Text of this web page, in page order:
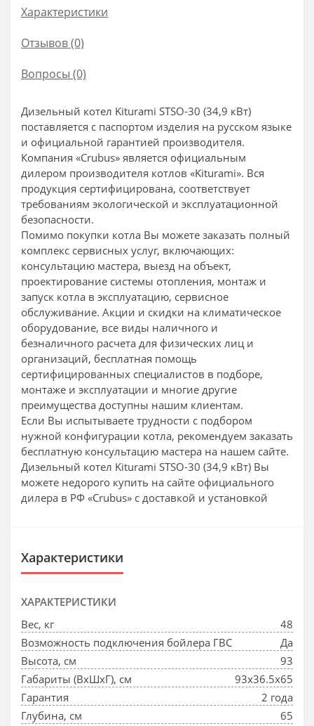
Характеристики
Отзывов (0)
Вопросы (0)
Дизельный котел Kiturami STSO-30 (34,9 кВт)
поставляется с паспортом изделия на русском языке
и официальной гарантией производителя.
Компания «Crubus» является официальным
дилером производителя котлов «Kiturami». Вся
продукция сертифицирована, соответствует
требованиям экологической и эксплуатационной
безопасности.
Помимо покупки котла Вы можете заказать полный
комплекс сервисных услуг, включающих:
консультацию мастера, выезд на объект,
проектирование системы отопления, монтаж и
запуск котла в эксплуатацию, сервисное
обслуживание. Акции и скидки на климатическое
оборудование, все виды наличного и
безналичного расчета для физических лиц и
организаций, бесплатная помощь
сертифицированных специалистов в подборе,
монтаже и эксплуатации и многие другие
преимущества доступны нашим клиентам.
Если Вы испытываете трудности с подбором
нужной конфигурации котла, рекомендуем заказать
бесплатную консультацию мастера на нашем сайте.
Дизельный котел Kiturami STSO-30 (34,9 кВт) Вы
можете недорого купить на сайте официального
дилера в РФ «Crubus» с доставкой и установкой
Характеристики
ХАРАКТЕРИСТИКИ
Вес, кг
48
Возможность подключения бойлера ГВС
Да
Высота, см
93
Габариты (ВхШхГ), см
93x36.5x65
Гарантия
2 года
Глубина, см
65